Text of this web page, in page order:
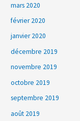
mars 2020
février 2020
janvier 2020
décembre 2019
novembre 2019
octobre 2019
septembre 2019
août 2019